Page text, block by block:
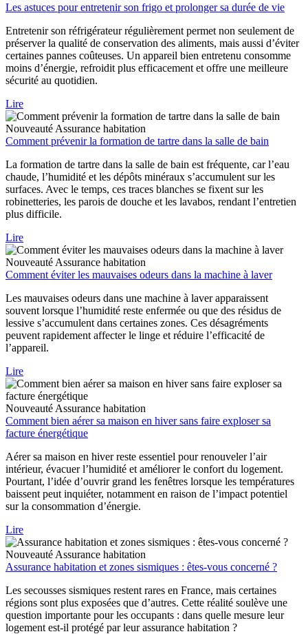
Les astuces pour entretenir son frigo et prolonger sa durée de vie
Entretenir son réfrigérateur régulièrement permet non seulement de
préserver la qualité de conservation des aliments, mais aussi d’éviter
certaines pannes coûteuses. Un appareil bien entretenu consomme
moins d’énergie, refroidit plus efficacement et offre une meilleure
sécurité au quotidien.
Lire
Nouveauté Assurance habitation
Comment prévenir la formation de tartre dans la salle de bain
La formation de tartre dans la salle de bain est fréquente, car l’eau
chaude, l’humidité et les dépôts minéraux s’accumulent sur les
surfaces. Avec le temps, ces traces blanches se fixent sur les
robinetteries, les parois de douche et les lavabos, rendant l’entretien
plus difficile.
Lire
Nouveauté Assurance habitation
Comment éviter les mauvaises odeurs dans la machine à laver
Les mauvaises odeurs dans une machine à laver apparaissent
souvent lorsque l’humidité reste enfermée ou que des résidus de
lessive s’accumulent dans certaines zones. Ces désagréments
peuvent rapidement affecter le linge et réduire l’efficacité de
l’appareil.
Lire
Nouveauté Assurance habitation
Comment bien aérer sa maison en hiver sans faire exploser sa
facture énergétique
Aérer sa maison en hiver reste essentiel pour renouveler l’air
intérieur, évacuer l’humidité et améliorer le confort du logement.
Pourtant, l’idée d’ouvrir grand les fenêtres lorsque les températures
baissent peut inquiéter, notamment en raison de l’impact potentiel
sur la consommation d’énergie.
Lire
Nouveauté Assurance habitation
Assurance habitation et zones sismiques : êtes-vous concerné ?
Les secousses sismiques restent rares en France, mais certaines
régions sont plus exposées que d’autres. Cette réalité soulève une
question importante pour les occupants : dans quelle mesure leur
logement est-il protégé par leur assurance habitation ?